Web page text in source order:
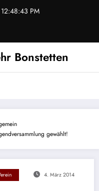
12:48:43 PM
Bonstetten
gewählt!
4. März 2014